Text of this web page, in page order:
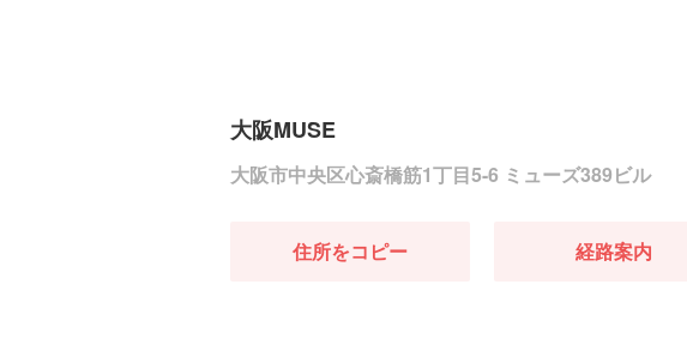
大阪MUSE
大阪市中央区心斎橋筋1丁目5-6 ミューズ389ビル
住所をコピー 経路案内